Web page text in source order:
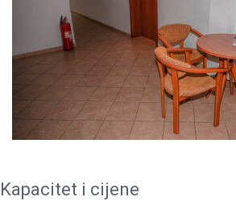
Kapacitet i cijene